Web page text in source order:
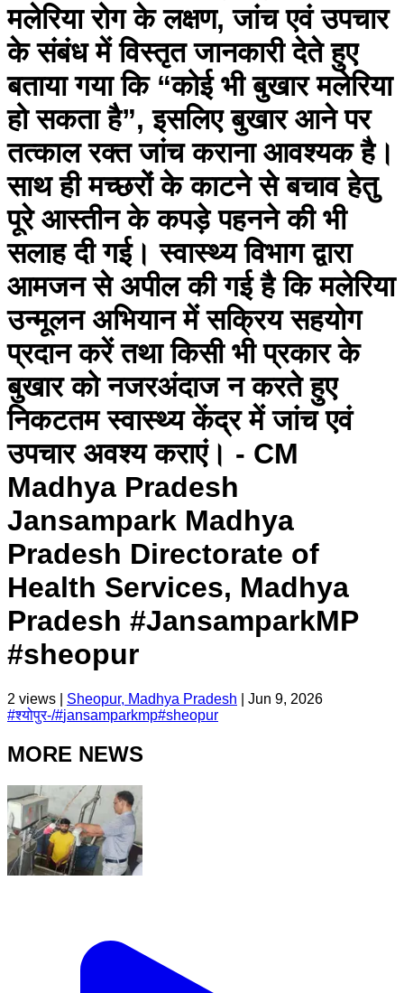
मलेरिया रोग के लक्षण, जांच एवं उपचार
के संबंध में विस्तृत जानकारी देते हुए
बताया गया कि “कोई भी बुखार मलेरिया
हो सकता है”, इसलिए बुखार आने पर
तत्काल रक्त जांच कराना आवश्यक है।
साथ ही मच्छरों के काटने से बचाव हेतु
पूरे आस्तीन के कपड़े पहनने की भी
सलाह दी गई। स्वास्थ्य विभाग द्वारा
आमजन से अपील की गई है कि मलेरिया
उन्मूलन अभियान में सक्रिय सहयोग
प्रदान करें तथा किसी भी प्रकार के
बुखार को नजरअंदाज न करते हुए
निकटतम स्वास्थ्य केंद्र में जांच एवं
उपचार अवश्य कराएं। - CM
Madhya Pradesh
Jansampark Madhya
Pradesh Directorate of
Health Services, Madhya
Pradesh #JansamparkMP
#sheopur
2 views | Sheopur, Madhya Pradesh
Jun 9, 2026
#श्योपुर-/#jansamparkmp#sheopur
MORE NEWS